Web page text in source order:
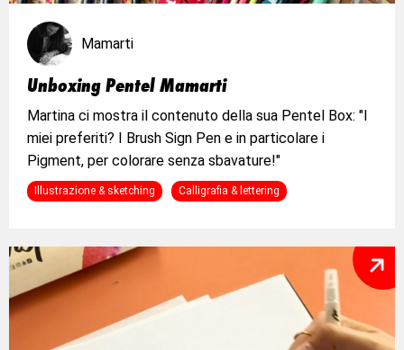
Mamarti
Unboxing Pentel Mamarti
Martina ci mostra il contenuto della sua Pentel Box: "I
miei preferiti? I Brush Sign Pen e in particolare i
Pigment, per colorare senza sbavature!"
Illustrazione & sketching Calligrafia & lettering